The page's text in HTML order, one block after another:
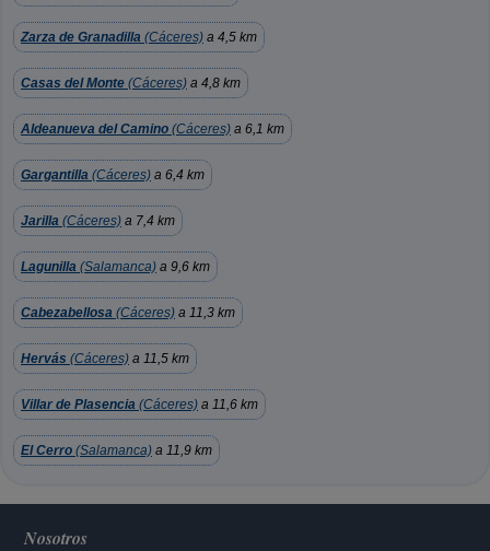
Zarza de Granadilla (Cáceres) a 4,5 km
Casas del Monte (Cáceres) a 4,8 km
Aldeanueva del Camino (Cáceres) a 6,1 km
Gargantilla (Cáceres) a 6,4 km
Jarilla (Cáceres) a 7,4 km
Lagunilla (Salamanca) a 9,6 km
Cabezabellosa (Cáceres) a 11,3 km
Hervás (Cáceres) a 11,5 km
Villar de Plasencia (Cáceres) a 11,6 km
El Cerro (Salamanca) a 11,9 km
Nosotros